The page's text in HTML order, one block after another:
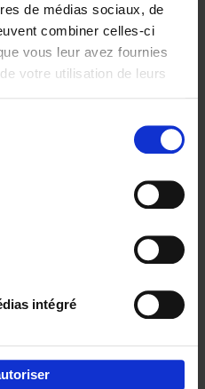
de médias sociaux, de
combiner celles-ci
vous leur avez fournies
votre utilisation de leurs
intégré
99
marketing like a PRO -
revised edition (EN)